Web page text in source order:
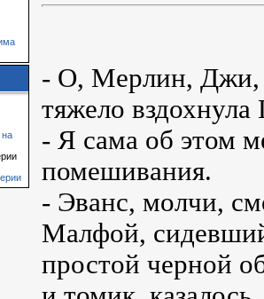
- О, Мерлин, Джи,
тяжело вздохнула
- Я сама об этом
помешивания.
- Эванс, молчи,
Малфой,
простой черной